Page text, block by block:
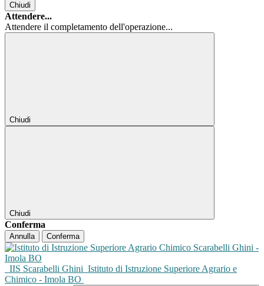
Chiudi
Attendere...
Attendere il completamento dell'operazione...
Chiudi
Chiudi
Conferma
Annulla Conferma
IIS Scarabelli Ghini Istituto di Istruzione Superiore Agrario e
Chimico - Imola BO